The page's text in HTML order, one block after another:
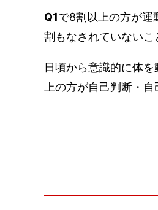
Q1で8割以上の方が運
割もなされていないこ
日頃から意識的に体
上の方が自己判断・